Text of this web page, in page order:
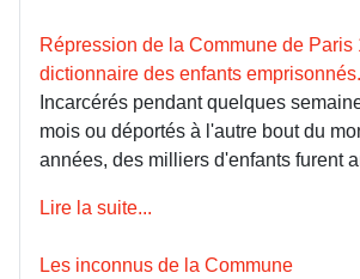
Répression de la Commune de Paris
dictionnaire des enfants emprisonnés.
Incarcérés pendant quelques
mois ou déportés à l'autre bout du
années, des milliers d'enfants furent
Lire la suite...
Les inconnus de la Commune